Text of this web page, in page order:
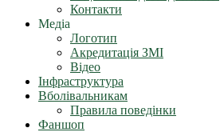
Контакти
Медіа
Логотип
Акредитація ЗМІ
Відео
Інфраструктура
Вболівальникам
Правила поведінки
Фаншоп